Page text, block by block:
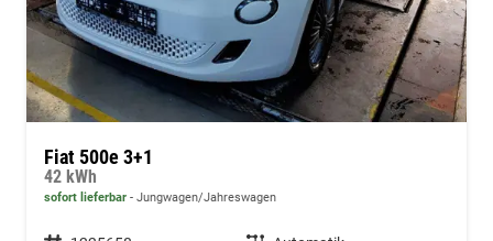
Fiat 500e 3+1
42 kWh
sofort lieferbar Jungwagen/Jahreswagen